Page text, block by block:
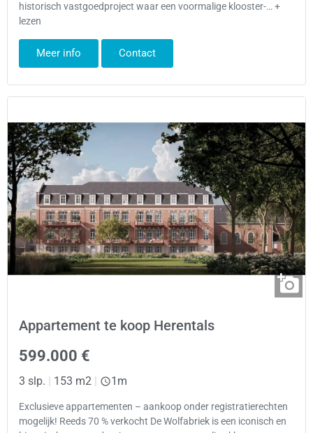
historisch vastgoedproject waar een voormalige klooster-… +
lezen
Meer info Contact
Appartement te koop Herentals
599.000 €
3 slp. | 153 m2 | 1m
Exclusieve appartementen – aankoop onder registratierechten
mogelijk! Reeds 70 % verkocht De Wolfabriek is een iconisch en